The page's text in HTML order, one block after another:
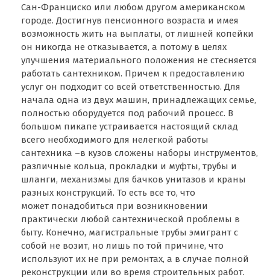
Сан-Франциско или любом другом американском
городе. Достигнув пенсионного возраста и имея
возможность жить на выплаты, от лишней копейки
он никогда не отказывается, а потому в целях
улучшения материального положения не стесняется
работать сантехником. Причем к предоставлению
услуг он подходит со всей ответственностью. Для
начала одна из двух машин, принадлежащих семье,
полностью оборудуется под рабочий процесс. В
большом пикапе устраивается настоящий склад
всего необходимого для нелегкой работы
сантехника –в кузов сложены наборы инструментов,
различные кольца, прокладки и муфты, трубы и
шланги, механизмы для бачков унитазов и краны
разных конструкций. То есть все то, что
может понадобиться при возникновении
практически любой сантехнической проблемы в
быту. Конечно, магистральные трубы эмигрант с
собой не возит, но лишь по той причине, что
используют их не при ремонтах, а в случае полной
реконструкции или во время строительных работ.